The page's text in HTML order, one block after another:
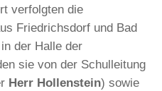
verfolgten die
Friedrichsdorf und Bad
der Halle der
sie von der Schulleitung
Herr Hollenstein) sowie